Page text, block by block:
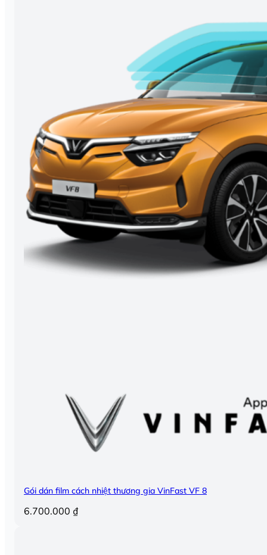
Gói dán film cách nhiệt thương gia VinFast VF 8
6.700.000 ₫